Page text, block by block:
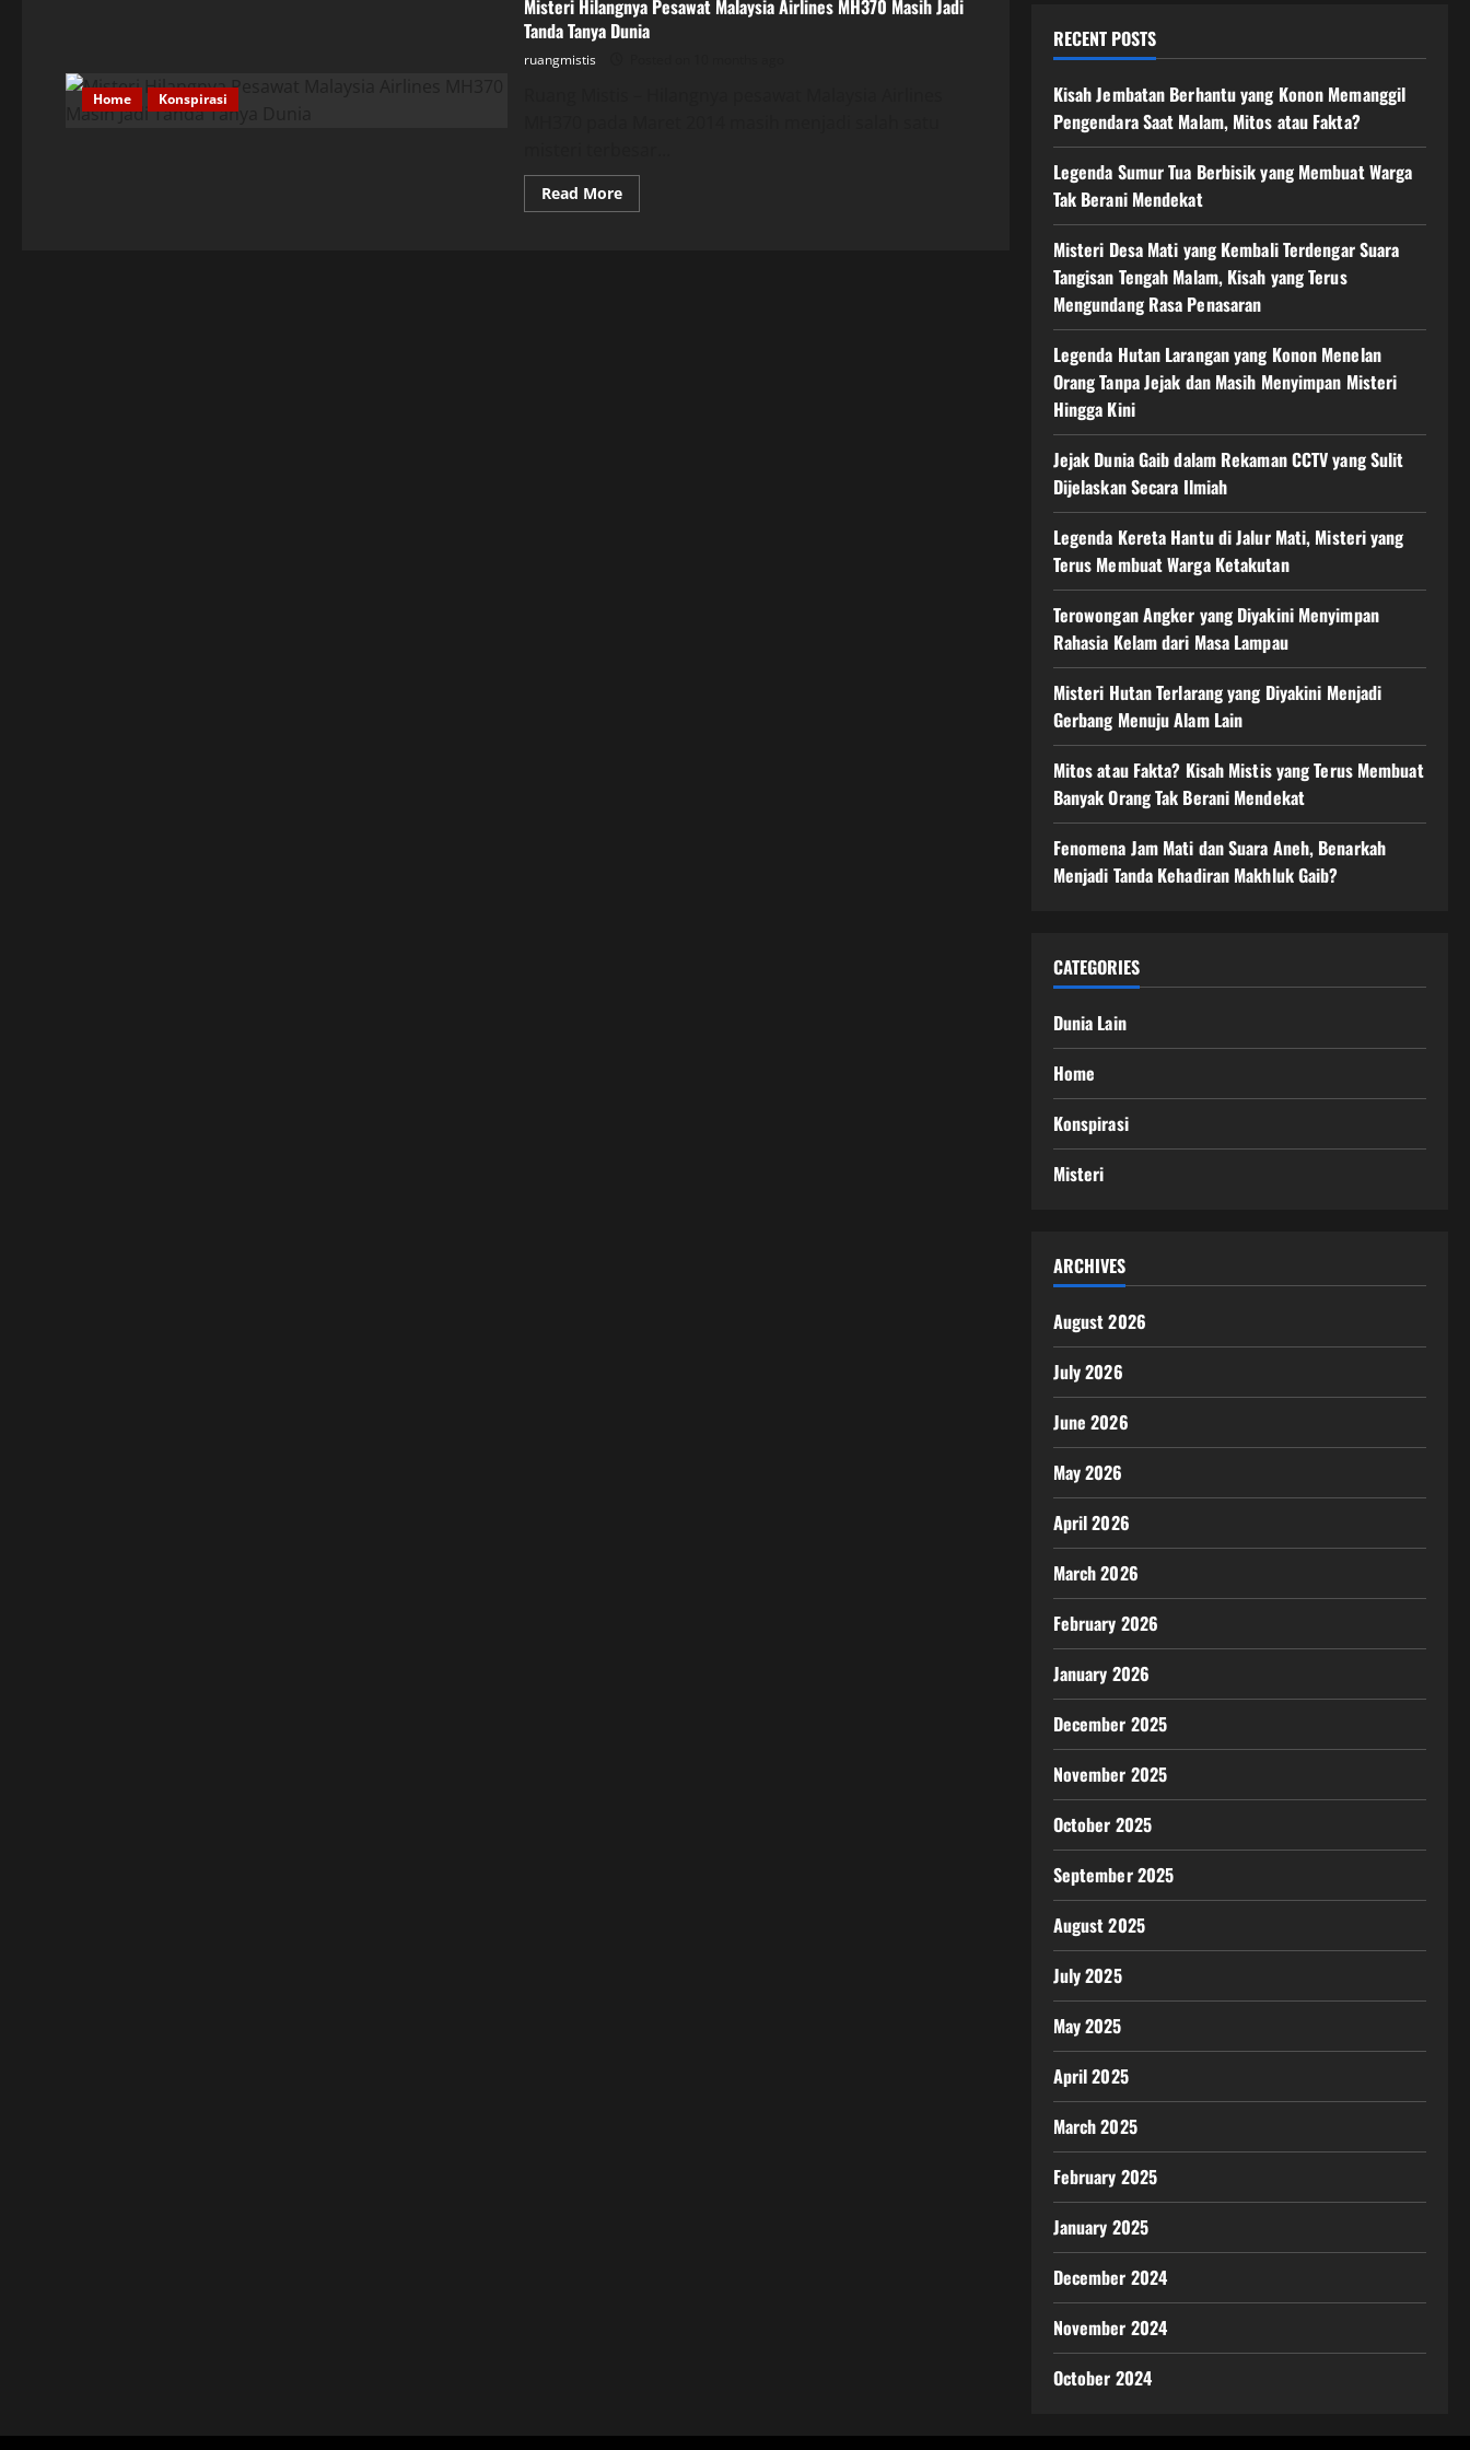
Home Konspirasi
Misteri Hilangnya Pesawat Malaysia Airlines MH370 Masih Jadi
Tanda Tanya Dunia
ruangmistis
Read MoreRead
more
RECENT POSTS
Kisah Jembatan Berhantu yang Konon Memanggil
Pengendara Saat Malam, Mitos atau Fakta?
Legenda Sumur Tua Berbisik yang Membuat Warga
Tak Berani Mendekat
Misteri Desa Mati yang Kembali Terdengar Suara
Tangisan Tengah Malam, Kisah yang Terus
Mengundang Rasa Penasaran
Legenda Hutan Larangan yang Konon Menelan
Orang Tanpa Jejak dan Masih Menyimpan Misteri
Hingga Kini
Jejak Dunia Gaib dalam Rekaman CCTV yang Sulit
Dijelaskan Secara Ilmiah
Legenda Kereta Hantu di Jalur Mati, Misteri yang
Terus Membuat Warga Ketakutan
Terowongan Angker yang Diyakini Menyimpan
Rahasia Kelam dari Masa Lampau
Misteri Hutan Terlarang yang Diyakini Menjadi
Gerbang Menuju Alam Lain
Mitos atau Fakta? Kisah Mistis yang Terus Membuat
Banyak Orang Tak Berani Mendekat
Fenomena Jam Mati dan Suara Aneh, Benarkah
Menjadi Tanda Kehadiran Makhluk Gaib?
CATEGORIES
Dunia Lain
Home
Konspirasi
Misteri
ARCHIVES
August 2026
July 2026
June 2026
May 2026
April 2026
March 2026
February 2026
January 2026
December 2025
November 2025
October 2025
September 2025
August 2025
July 2025
May 2025
April 2025
March 2025
February 2025
January 2025
December 2024
November 2024
October 2024